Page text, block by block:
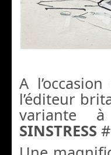
A
l’éditeur
variante
SINSTRESS